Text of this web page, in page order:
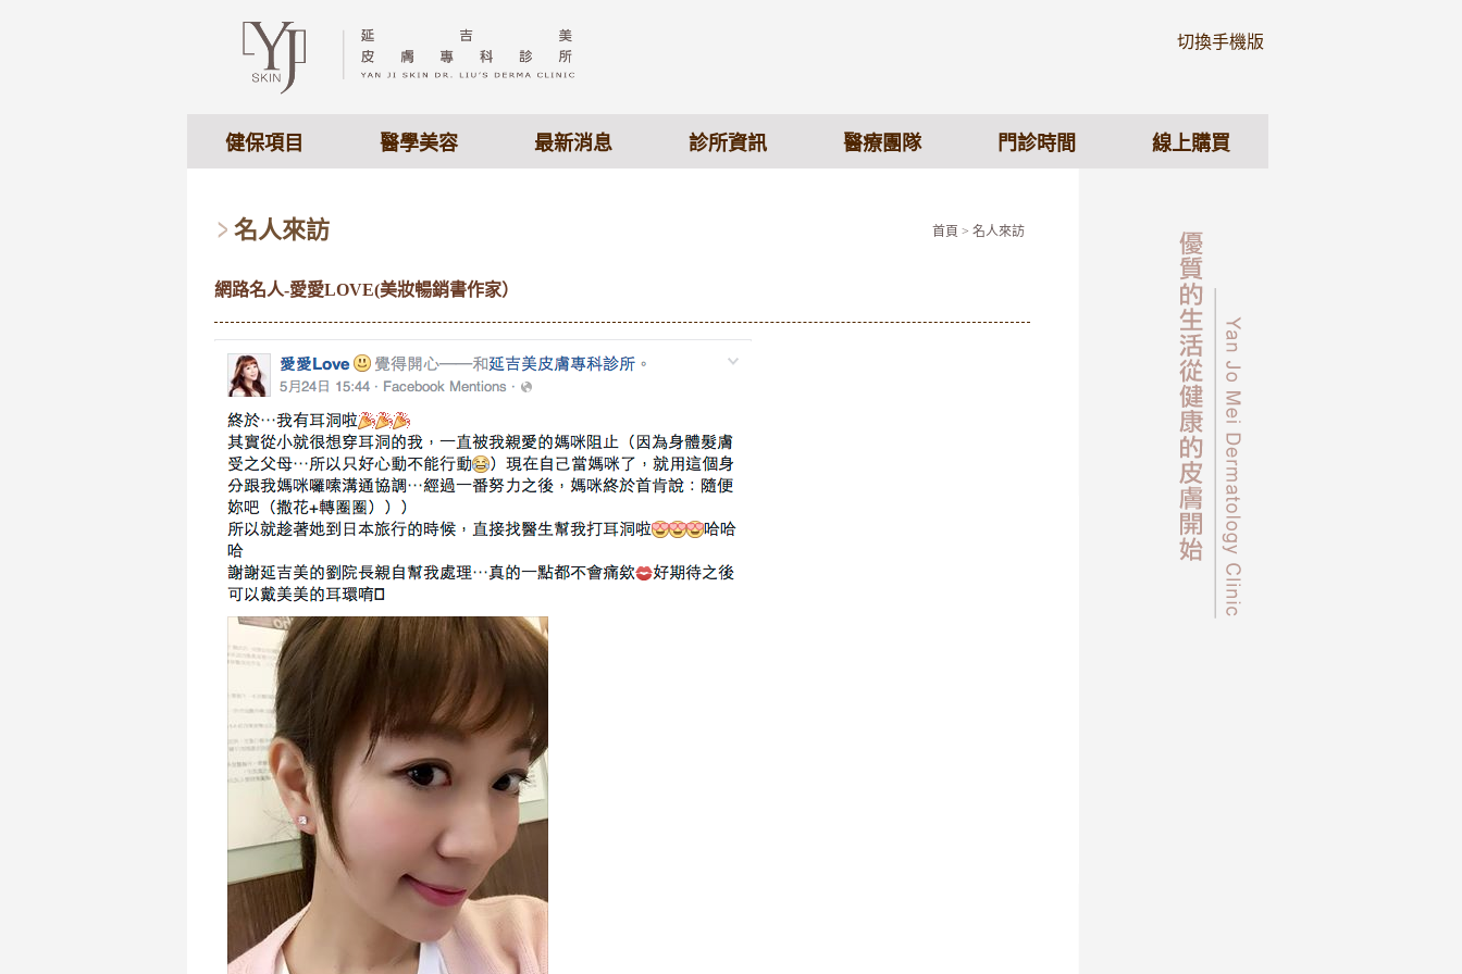
切換手機版
健保項目 醫學美容 最新消息 診所資訊 醫療團隊 門診時間 線上購買
名人來訪 首頁 > 名人來訪
網路名人-愛愛LOVE(美妝暢銷書作家）